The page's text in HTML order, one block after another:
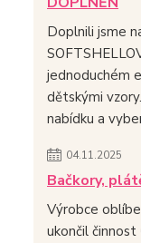
Doplnili jsme
jednoduchém
dětskými
nabídku a
04.11.2025
Bačkory,
Výrobce
ukončil činnost